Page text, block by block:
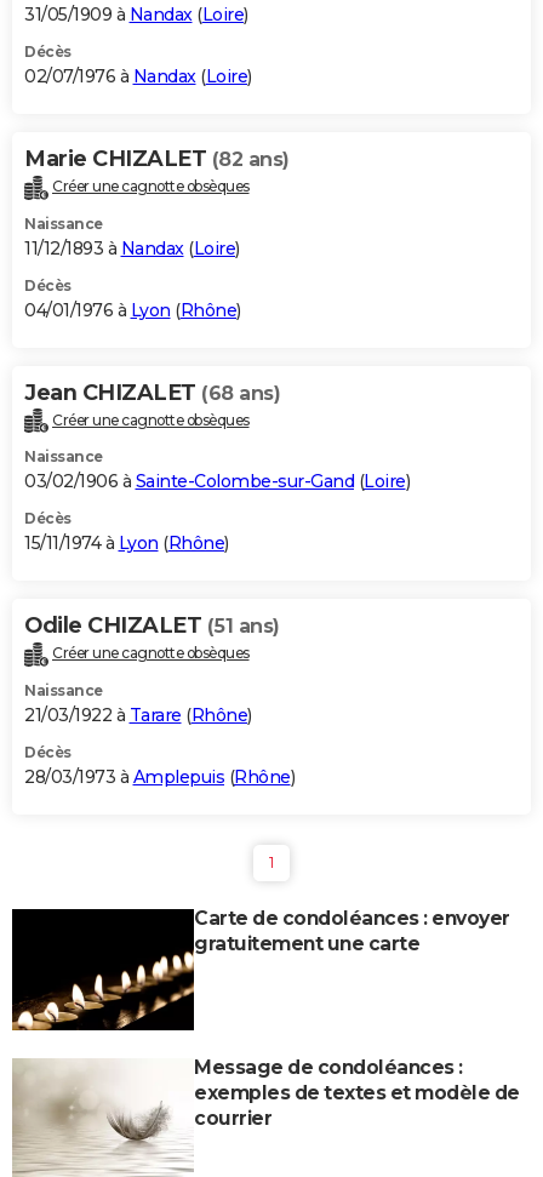
31/05/1909 à Nandax(Loire)
Décès
02/07/1976 à Nandax(Loire)
Marie CHIZALET (82 ans)
Créer une cagnotte obsèques
Naissance
11/12/1893 à Nandax (Loire)
Décès
04/01/1976 à Lyon (Rhône)
Jean CHIZALET (68 ans)
Créer une cagnotte obsèques
Naissance
03/02/1906 à Sainte-Colombe-sur-Gand (Loire)
Décès
15/11/1974 à Lyon (Rhône)
Odile CHIZALET (51 ans)
Créer une cagnotte obsèques
Naissance
21/03/1922 à Tarare (Rhône)
Décès
28/03/1973 à Amplepuis (Rhône)
1
Carte de condoléances : envoyer
gratuitement une carte
Message de condoléances :
exemples de textes et modèle de
courrier